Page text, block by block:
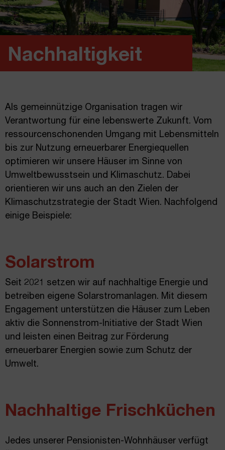
Nachhaltigkeit
Als gemeinnützige Organisation tragen wir
Verantwortung für eine lebenswerte Zukunft. Vom
ressourcenschonenden Umgang mit Lebensmitteln
bis zur Nutzung erneuerbarer Energiequellen
optimieren wir unsere Häuser im Sinne von
Umweltbewusstsein und Klimaschutz. Dabei
orientieren wir uns auch an den Zielen der
Klimaschutzstrategie der Stadt Wien. Nachfolgend
einige Beispiele:
Solarstrom
Seit 2021 setzen wir auf nachhaltige Energie und
betreiben eigene Solarstromanlagen. Mit diesem
Engagement unterstützen die Häuser zum Leben
aktiv die Sonnenstrom-Initiative der Stadt Wien
und leisten einen Beitrag zur Förderung
erneuerbarer Energien sowie zum Schutz der
Umwelt.
Nachhaltige Frischküchen
Jedes unserer Pensionisten-Wohnhäuser verfügt